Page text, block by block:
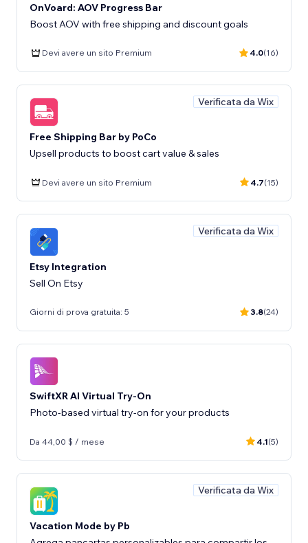
OnVoard: AOV Progress Bar
Boost AOV with free shipping and discount goals
Devi avere un sito Premium 4.0(16)
Verificata da Wix
Free Shipping Bar by PoCo
Upsell products to boost cart value & sales
Devi avere un sito Premium 4.7(15)
Verificata da Wix
Etsy Integration
Sell On Etsy
Giorni di prova gratuita: 5 3.8(24)
SwiftXR AI Virtual Try-On
Photo-based virtual try-on for your products
Da 44,00 $ / mese 4.1(5)
Verificata da Wix
Vacation Mode by Pb